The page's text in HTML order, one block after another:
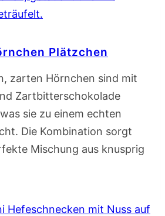
Plätzchen
zarten Hörnchen sind mit
Zartbitterschokolade
sie zu einem echten
Die Kombination sorgt
Mischung aus knusprig